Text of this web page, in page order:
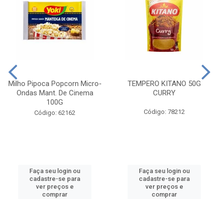
Milho Pipoca Popcorn Micro-
Ondas Mant. De Cinema
100G
Código: 62162
Faça seu login ou
cadastre-se para
ver preços e
comprar
TEMPERO KITANO 50G
CURRY
Código: 78212
Faça seu login ou
cadastre-se para
ver preços e
comprar